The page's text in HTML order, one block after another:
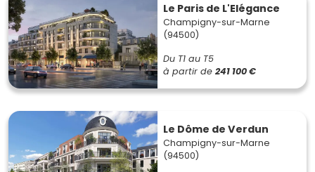
Le Paris de L'Elégance
Champigny-sur-Marne
(94500)
Du T1 au T5
à partir de 241 100 €
Le Dôme de Verdun
Champigny-sur-Marne
(94500)